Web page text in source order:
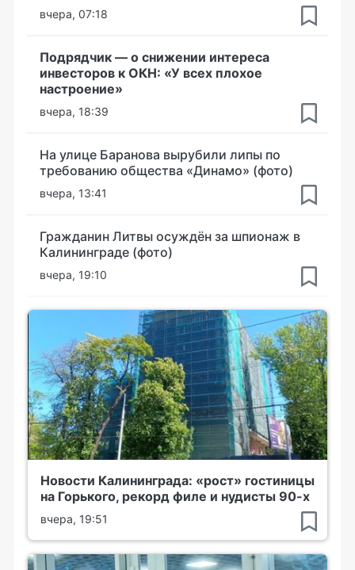
вчера, 07:18
Подрядчик — о снижении интереса
инвесторов к ОКН: «У всех плохое
настроение»
вчера, 18:39
На улице Баранова вырубили липы по
требованию общества «Динамо» (фото)
вчера, 13:41
Гражданин Литвы осуждён за шпионаж в
Калининграде (фото)
вчера, 19:10
Новости Калининграда: «рост» гостиницы
на Горького, рекорд филе и нудисты 90-х
вчера, 19:51